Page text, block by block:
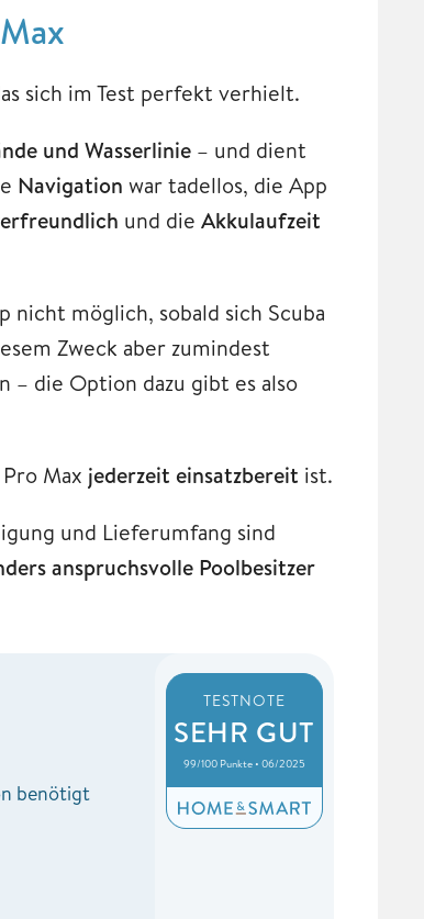
sich im Test perfekt verhielt.
und Wasserlinie – und dient
Navigation war tadellos, die App
und die Akkulaufzeit
möglich, sobald sich Scuba
Zweck aber zumindest
– die Option dazu gibt es also
Max jederzeit einsatzbereit ist.
und Lieferumfang sind
anspruchsvolle Poolbesitzer
benötigt
TESTNOTE
SEHR GUT
99/100 Punkte • 06/2025